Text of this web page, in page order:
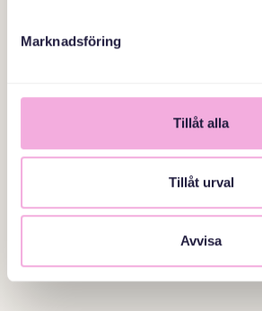
Marknadsföring
Tillåt alla
Tillåt urval
Avvisa
Stockholmshemmet
"Pappor som bryter
----
Faktum